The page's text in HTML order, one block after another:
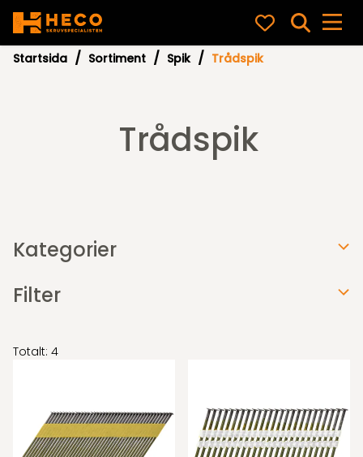
Startsida Sortiment Spik Trådspik
Trådspik
Totalt: 4
Kategorier
Filter